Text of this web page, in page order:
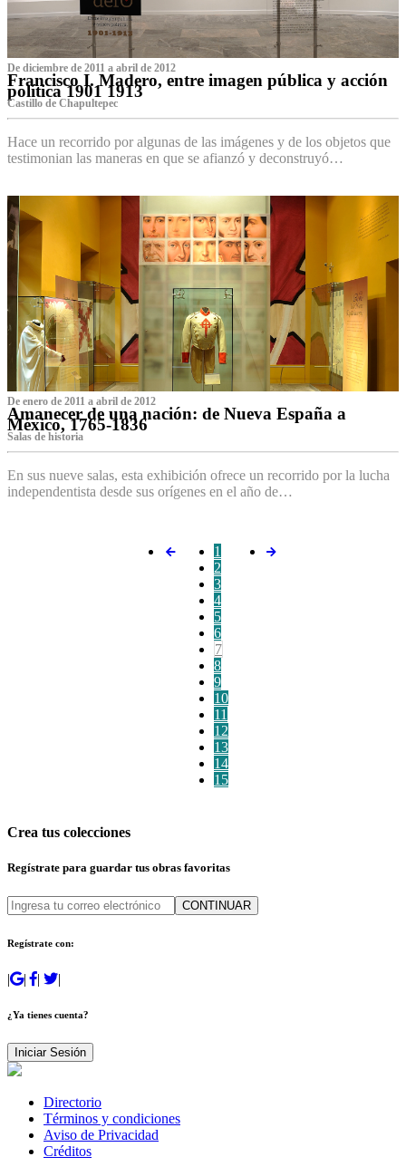
De diciembre de 2011 a abril de 2012
Francisco I. Madero, entre imagen pública y acción
política 1901 1913
Castillo de Chapultepec
Hace un recorrido por algunas de las imágenes y de los objetos que
testimonian las maneras en que se afianzó y deconstruyó…
De enero de 2011 a abril de 2012
Amanecer de una nación: de Nueva España a
México, 1765-1836
Salas de historia
En sus nueve salas, esta exhibición ofrece un recorrido por la lucha
independentista desde sus orígenes en el año de…
1
2
3
4
5
6
7
8
9
10
11
12
13
14
15
Crea tus colecciones
Regístrate para guardar tus obras favoritas
CONTINUAR
Regístrate con:
| | | |
¿Ya tienes cuenta?
Iniciar Sesión
Directorio
Términos y condiciones
Aviso de Privacidad
Créditos